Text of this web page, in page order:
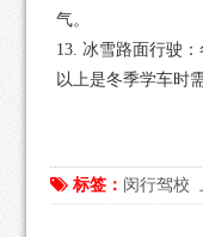
气。
13. 冰雪路面行驶
以上是冬季学车时
标签： 闵行驾校